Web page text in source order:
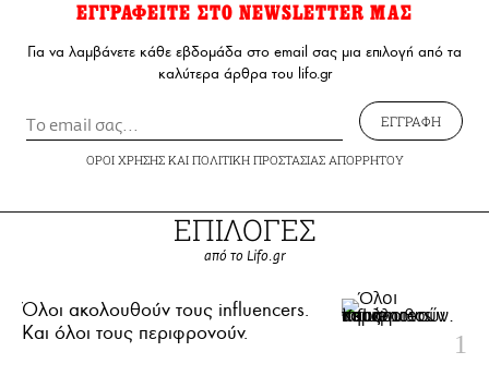
ΕΓΓΡΑΦΕΙΤΕ ΣΤΟ NEWSLETTER ΜΑΣ
Για να λαμβάνετε κάθε εβδομάδα στο email σας μια επιλογή από τα
καλύτερα άρθρα του lifo.gr
ΕΓΓΡΑΦΗ
ΟΡΟΙ ΧΡΗΣΗΣΚΑΙ ΠΟΛΙΤΙΚΗ ΠΡΟΣΤΑΣΙΑΣ ΑΠΟΡΡΗΤΟΥ
ΕΠΙΛΟΓΕΣ
από το Lifo.gr
Όλοι ακολουθούν τους influencers.
Και όλοι τους περιφρονούν.